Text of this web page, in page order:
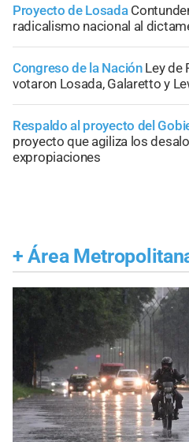
Proyecto de Losada
radicalismo nacional al
Congreso de la Nación Ley de
votaron Losada, Galaretto y
Respaldo al proyecto del
proyecto que agiliza los
expropiaciones
+ Área